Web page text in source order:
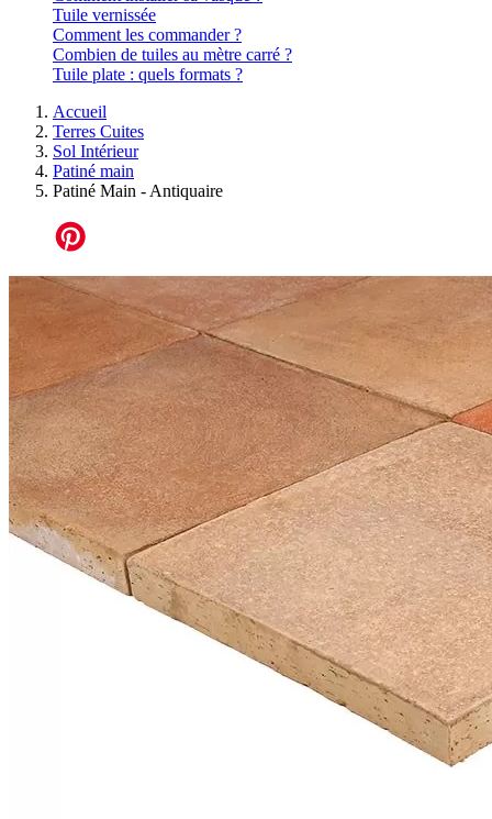
Tuile vernissée
Comment les commander ?
Combien de tuiles au mètre carré ?
Tuile plate : quels formats ?
Accueil
Terres Cuites
Sol Intérieur
Patiné main
Patiné Main - Antiquaire